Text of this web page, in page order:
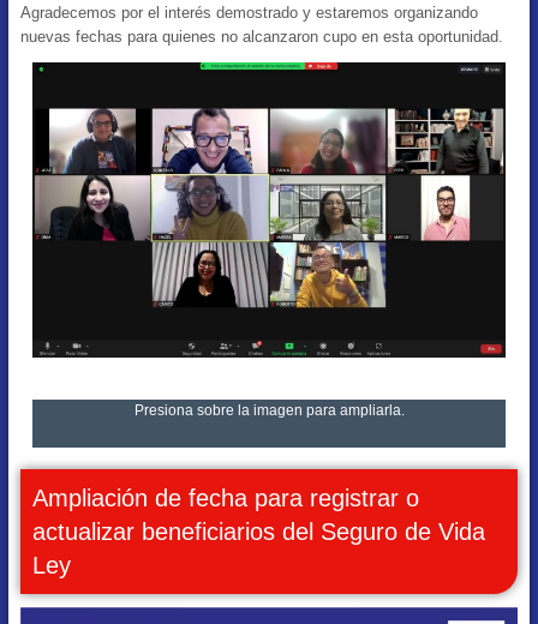
Agradecemos por el interés demostrado y estaremos organizando
nuevas fechas para quienes no alcanzaron cupo en esta oportunidad.
Presiona sobre la imagen para ampliarla.
Ampliación de fecha para registrar o
actualizar beneficiarios del Seguro de Vida
Ley